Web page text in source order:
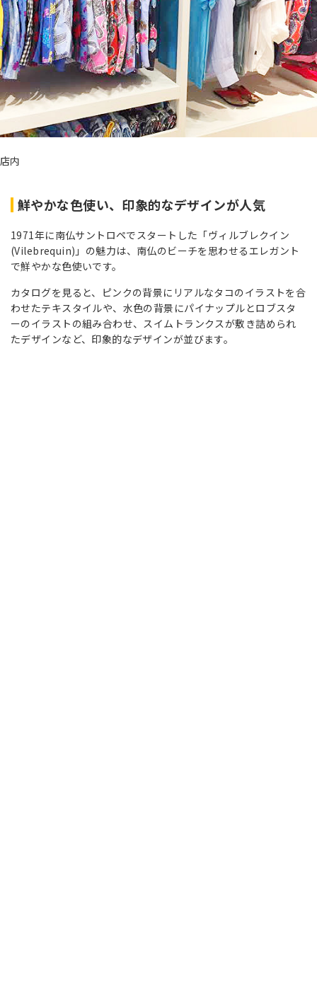
店内
鮮やかな色使い、印象的なデザインが人気
1971年に南仏サントロペでスタートした「ヴィルブレクイン
(Vilebrequin)」の魅力は、南仏のビーチを思わせるエレガント
で鮮やかな色使いです。
カタログを見ると、ピンクの背景にリアルなタコのイラストを合
わせたテキスタイルや、水色の背景にパイナップルとロブスタ
ーのイラストの組み合わせ、スイムトランクスが敷き詰められ
たデザインなど、印象的なデザインが並びます。